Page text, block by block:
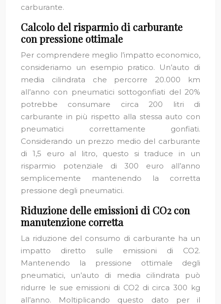
carburante.
Calcolo del risparmio di carburante
con pressione ottimale
Per comprendere meglio l’impatto economico,
consideriamo un esempio pratico. Un’auto di
media cilindrata che percorre 20.000 km
all’anno con pneumatici sottogonfiati del 20%
potrebbe consumare circa 200 litri di
carburante in più rispetto alla stessa auto con
pneumatici correttamente gonfiati.
Considerando un prezzo medio del carburante
di 1,5 euro al litro, questo si traduce in un
risparmio potenziale di 300 euro all’anno
semplicemente mantenendo la corretta
pressione degli pneumatici.
Riduzione delle emissioni di CO2 con
manutenzione corretta
La riduzione del consumo di carburante ha un
impatto diretto sulle emissioni di CO2.
Mantenendo la pressione ottimale degli
pneumatici, un’auto di media cilindrata può
ridurre le sue emissioni di CO2 di circa 300 kg
all’anno. Moltiplicando questo dato per il